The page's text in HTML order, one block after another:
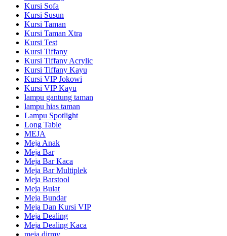
Kursi Sofa
Kursi Susun
Kursi Taman
Kursi Taman Xtra
Kursi Test
Kursi Tiffany
Kursi Tiffany Acrylic
Kursi Tiffany Kayu
Kursi VIP Jokowi
Kursi VIP Kayu
lampu gantung taman
lampu hias taman
Lampu Spotlight
Long Table
MEJA
Meja Anak
Meja Bar
Meja Bar Kaca
Meja Bar Multiplek
Meja Barstool
Meja Bulat
Meja Bundar
Meja Dan Kursi VIP
Meja Dealing
Meja Dealing Kaca
meja dirmy